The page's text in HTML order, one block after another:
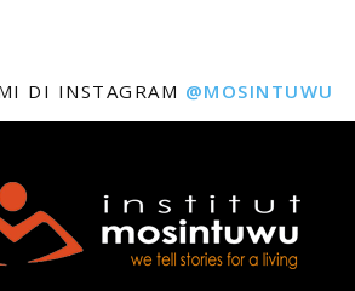
DI INSTAGRAM @MOSINTUWU